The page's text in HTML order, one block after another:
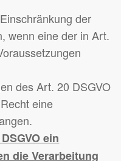
der
wenn eine der in Art.
des Art. 20 DSGVO
eine
ein
die Verarbeitung